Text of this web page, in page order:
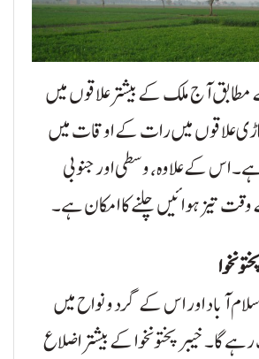
آج ملک کے بیشتر علاقوں میں
علاقوں میں رات کے اوقات میں
اس کے علاوہ، وسطی اور جنوبی
تیز ہوائیں چلنے کا امکان ہے۔
آباد اور اس کے گرد و نواح میں
گا۔ خیبرپختونخوا کے بیشتر اضلاع